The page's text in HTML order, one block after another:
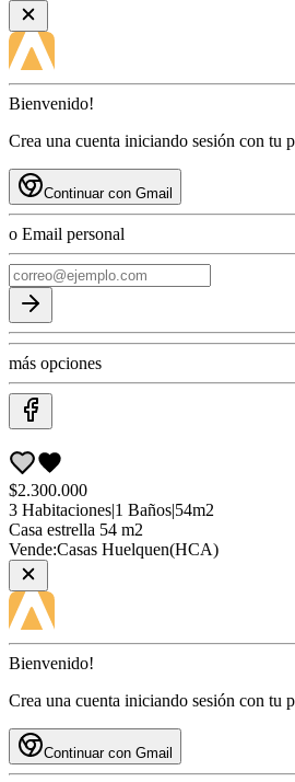
Bienvenido!
Crea una cuenta iniciando sesión con tu
Continuar con Gmail
o Email personal
más opciones
$2.300.000
3 Habitaciones|1 Baños|54m2
Casa estrella 54 m2
Vende:Casas Huelquen(HCA)
Bienvenido!
Crea una cuenta iniciando sesión con tu
Continuar con Gmail